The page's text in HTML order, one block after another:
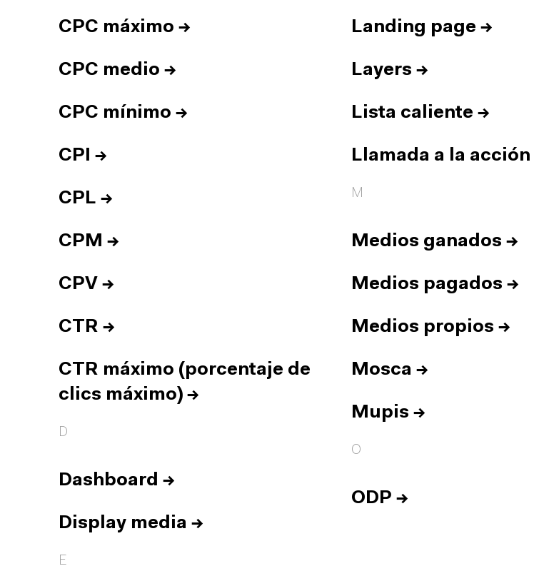
CPC máximo →
CPC medio →
CPC mínimo →
CPI →
CPL →
CPM →
CPV →
CTR →
CTR máximo (porcentaje de
clics máximo) →
D
Dashboard →
Display media →
E
Landing page →
Layers →
Lista caliente →
Llamada a la acción
M
Medios ganados →
Medios pagados →
Medios propios →
Mosca →
Mupis →
O
ODP →